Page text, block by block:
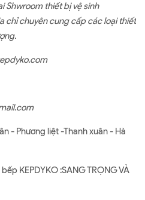
Shwroom thiết bị vệ sinh
chỉ chuyên cung cấp các loại thiết
- Phương liệt -Thanh xuân - Hà
KEPDYKO :SANG TRỌNG VÀ